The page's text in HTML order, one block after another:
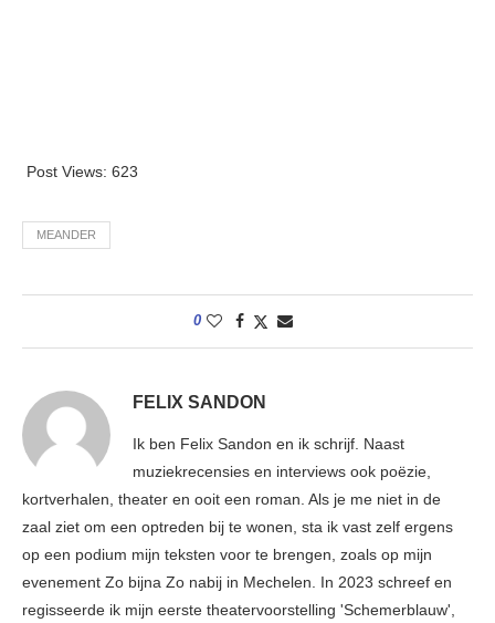
Post Views: 623
MEANDER
0
FELIX SANDON
Ik ben Felix Sandon en ik schrijf. Naast
muziekrecensies en interviews ook poëzie,
kortverhalen, theater en ooit een roman. Als je me niet in de
zaal ziet om een optreden bij te wonen, sta ik vast zelf ergens
op een podium mijn teksten voor te brengen, zoals op mijn
evenement Zo bijna Zo nabij in Mechelen. In 2023 schreef en
regisseerde ik mijn eerste theatervoorstelling 'Schemerblauw',